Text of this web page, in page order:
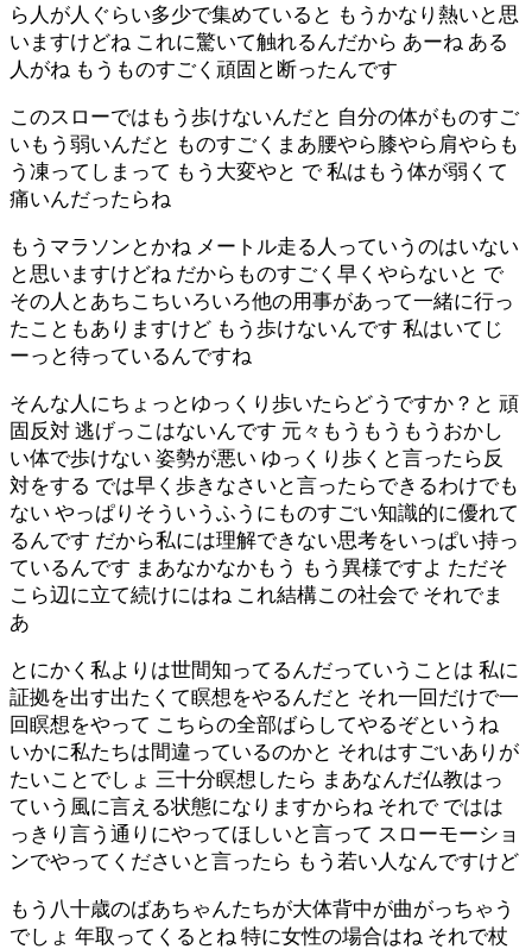
ら人が人ぐらい多少で集めていると もうかなり熱いと思
いますけどね これに驚いて触れるんだから あーね ある
人がね もうものすごく頑固と断ったんです
このスローではもう歩けないんだと 自分の体がものすご
いもう弱いんだと ものすごくまあ腰やら膝やら肩やらも
う凍ってしまって もう大変やと で 私はもう体が弱くて
痛いんだったらね
もうマラソンとかね メートル走る人っていうのはいない
と思いますけどね だからものすごく早くやらないと で
その人とあちこちいろいろ他の用事があって一緒に行っ
たこともありますけど もう歩けないんです 私はいてじ
ーっと待っているんですね
そんな人にちょっとゆっくり歩いたらどうですか？と 頑
固反対 逃げっこはないんです 元々もうもうもうおかし
い体で歩けない 姿勢が悪い ゆっくり歩くと言ったら反
対をする では早く歩きなさいと言ったらできるわけでも
ない やっぱりそういうふうにものすごい知識的に優れて
るんです だから私には理解できない思考をいっぱい持っ
ているんです まあなかなかもう もう異様ですよ ただそ
こら辺に立て続けにはね これ結構この社会で それでま
あ
とにかく私よりは世間知ってるんだっていうことは 私に
証拠を出す出たくて瞑想をやるんだと それ一回だけで一
回瞑想をやって こちらの全部ばらしてやるぞというね
いかに私たちは間違っているのかと それはすごいありが
たいことでしょ 三十分瞑想したら まあなんだ仏教はっ
ていう風に言える状態になりますからね それで ではは
っきり言う通りにやってほしいと言って スローモーショ
ンでやってくださいと言ったら もう若い人なんですけど
もう八十歳のばあちゃんたちが大体背中が曲がっちゃう
でしょ 年取ってくるとね 特に女性の場合はね それで杖